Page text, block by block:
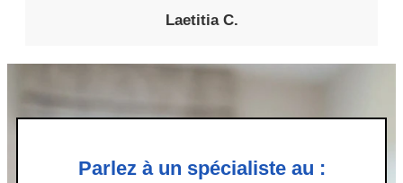
Laetitia C.
Parlez à un spécialiste au :